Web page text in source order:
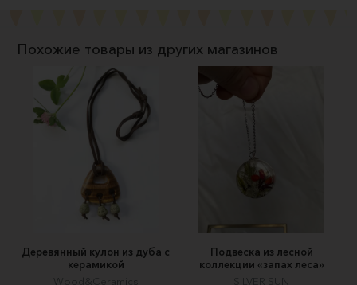
Похожие товары из других магазинов
Деревянный кулон из дуба с
керамикой
Wood&Ceramics
Подвеска из лесной
коллекции «запах леса»
SILVER SUN